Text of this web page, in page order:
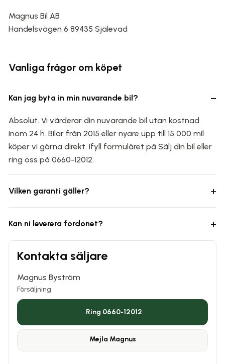
Magnus Bil AB
Handelsvägen 6 89435 Själevad
Vanliga frågor om köpet
Kan jag byta in min nuvarande bil? −
Absolut. Vi värderar din nuvarande bil utan kostnad
inom 24 h. Bilar från 2015 eller nyare upp till 15 000 mil
köper vi gärna direkt. Ifyll formuläret på Sälj din bil eller
ring oss på 0660-12012.
Vilken garanti gäller? +
Kan ni leverera fordonet? +
Kontakta säljare
Magnus Byström
Försäljning
Ring 0660-12012
Mejla Magnus